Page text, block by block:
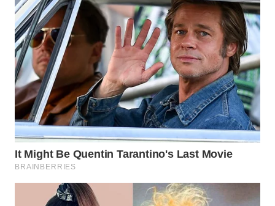
WN
PURWAKARTA
WN
PRIANGAN
TIMUR
WN
SEMARANG
WN
SOLO
WN